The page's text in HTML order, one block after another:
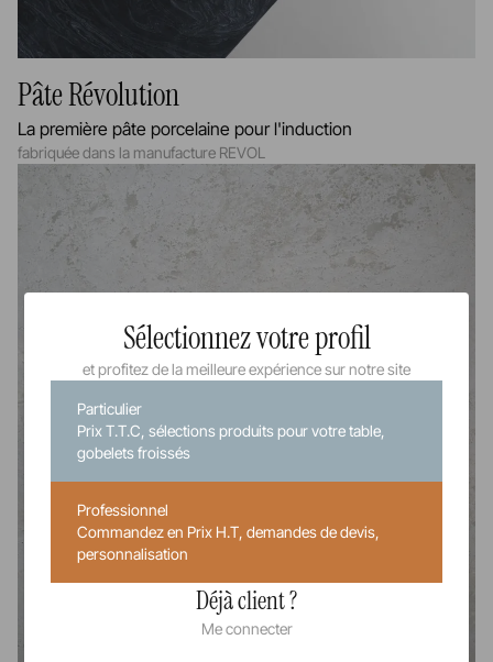
Pâte Révolution
La première pâte porcelaine pour l'induction
fabriquée dans la manufacture REVOL
Sélectionnez votre profil
et profitez de la meilleure expérience sur notre site
Particulier
Prix T.T.C, sélections produits pour votre table,
gobelets froissés
Professionnel
Commandez en Prix H.T, demandes de devis,
personnalisation
Déjà client ?
Me connecter